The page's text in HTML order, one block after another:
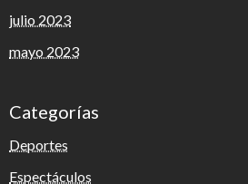
julio 2023
mayo 2023
Categorías
Deportes
Espectáculos